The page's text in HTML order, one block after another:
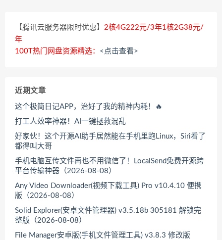
【腾讯云服务器限时优惠】 2核4G222元/3年1核2G38元/
年
100T热门网盘资源精选： <点击查看>
近期文章
这个极简日记APP，治好了我的精神内耗！🔥
打工人效率神器！AI一键拯救混乱
好家伙！这个开源AI助手居然能在手机里跑Linux，Siri看了
都得叫大哥
手机电脑互传文件再也不用微信了！LocalSend免费开源跨
平台传输神器（2026-08-08）
Any Video Downloader(视频下载工具) Pro v10.4.10 便携
版（2026-08-08）
Solid Explorer(安卓文件管理器) v3.5.18b 305181 解锁完
整版（2026-08-08）
File Manager安卓版(手机文件管理工具) v3.8.3 修改版